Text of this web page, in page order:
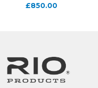
£850.00